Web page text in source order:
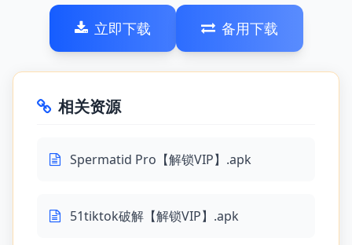
立即下载 备用下载
相关资源
Spermatid Pro【解锁VIP】.apk
51tiktok破解【解锁VIP】.apk